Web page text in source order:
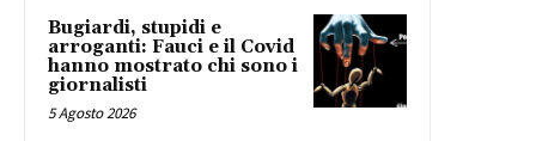
Bugiardi, stupidi e
arroganti: Fauci e il Covid
hanno mostrato chi sono i
giornalisti
5 Agosto 2026